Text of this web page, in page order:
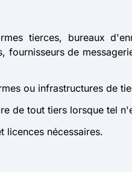
tierces, bureaux
de
ou infrastructures de
de tout tiers lorsque tel
licences nécessaires.